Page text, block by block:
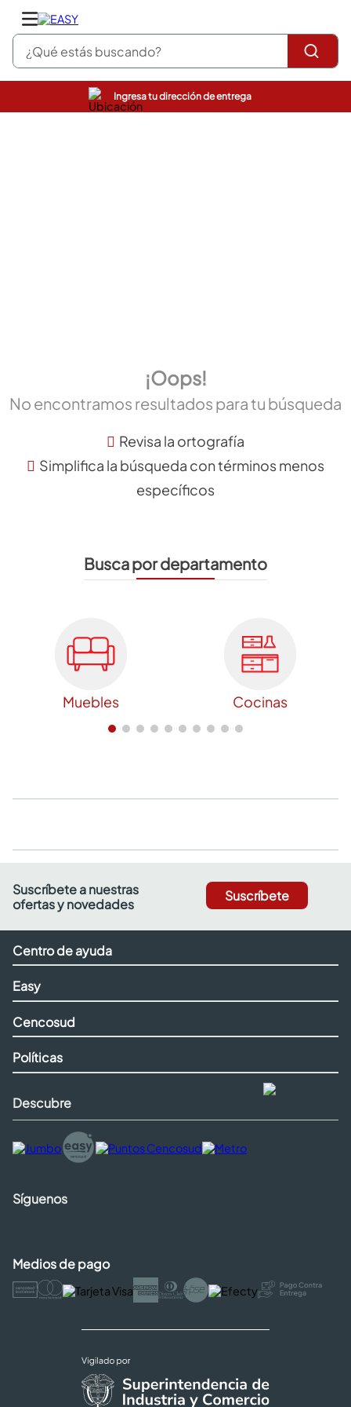
¿Qué estás buscando?
Ingresa tu dirección de entrega
¡Oops!
No encontramos resultados para tu búsqueda
Revisa la ortografía
Simplifica la búsqueda con términos menos
específicos
Busca por departamento
Muebles Cocinas
Suscríbete a nuestras
ofertas y novedades
Suscríbete
Centro de ayuda
Easy
Cencosud
Políticas
Descubre
Síguenos
Medios de pago
pinturas